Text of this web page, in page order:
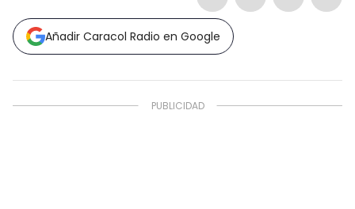
Añadir Caracol Radio en Google